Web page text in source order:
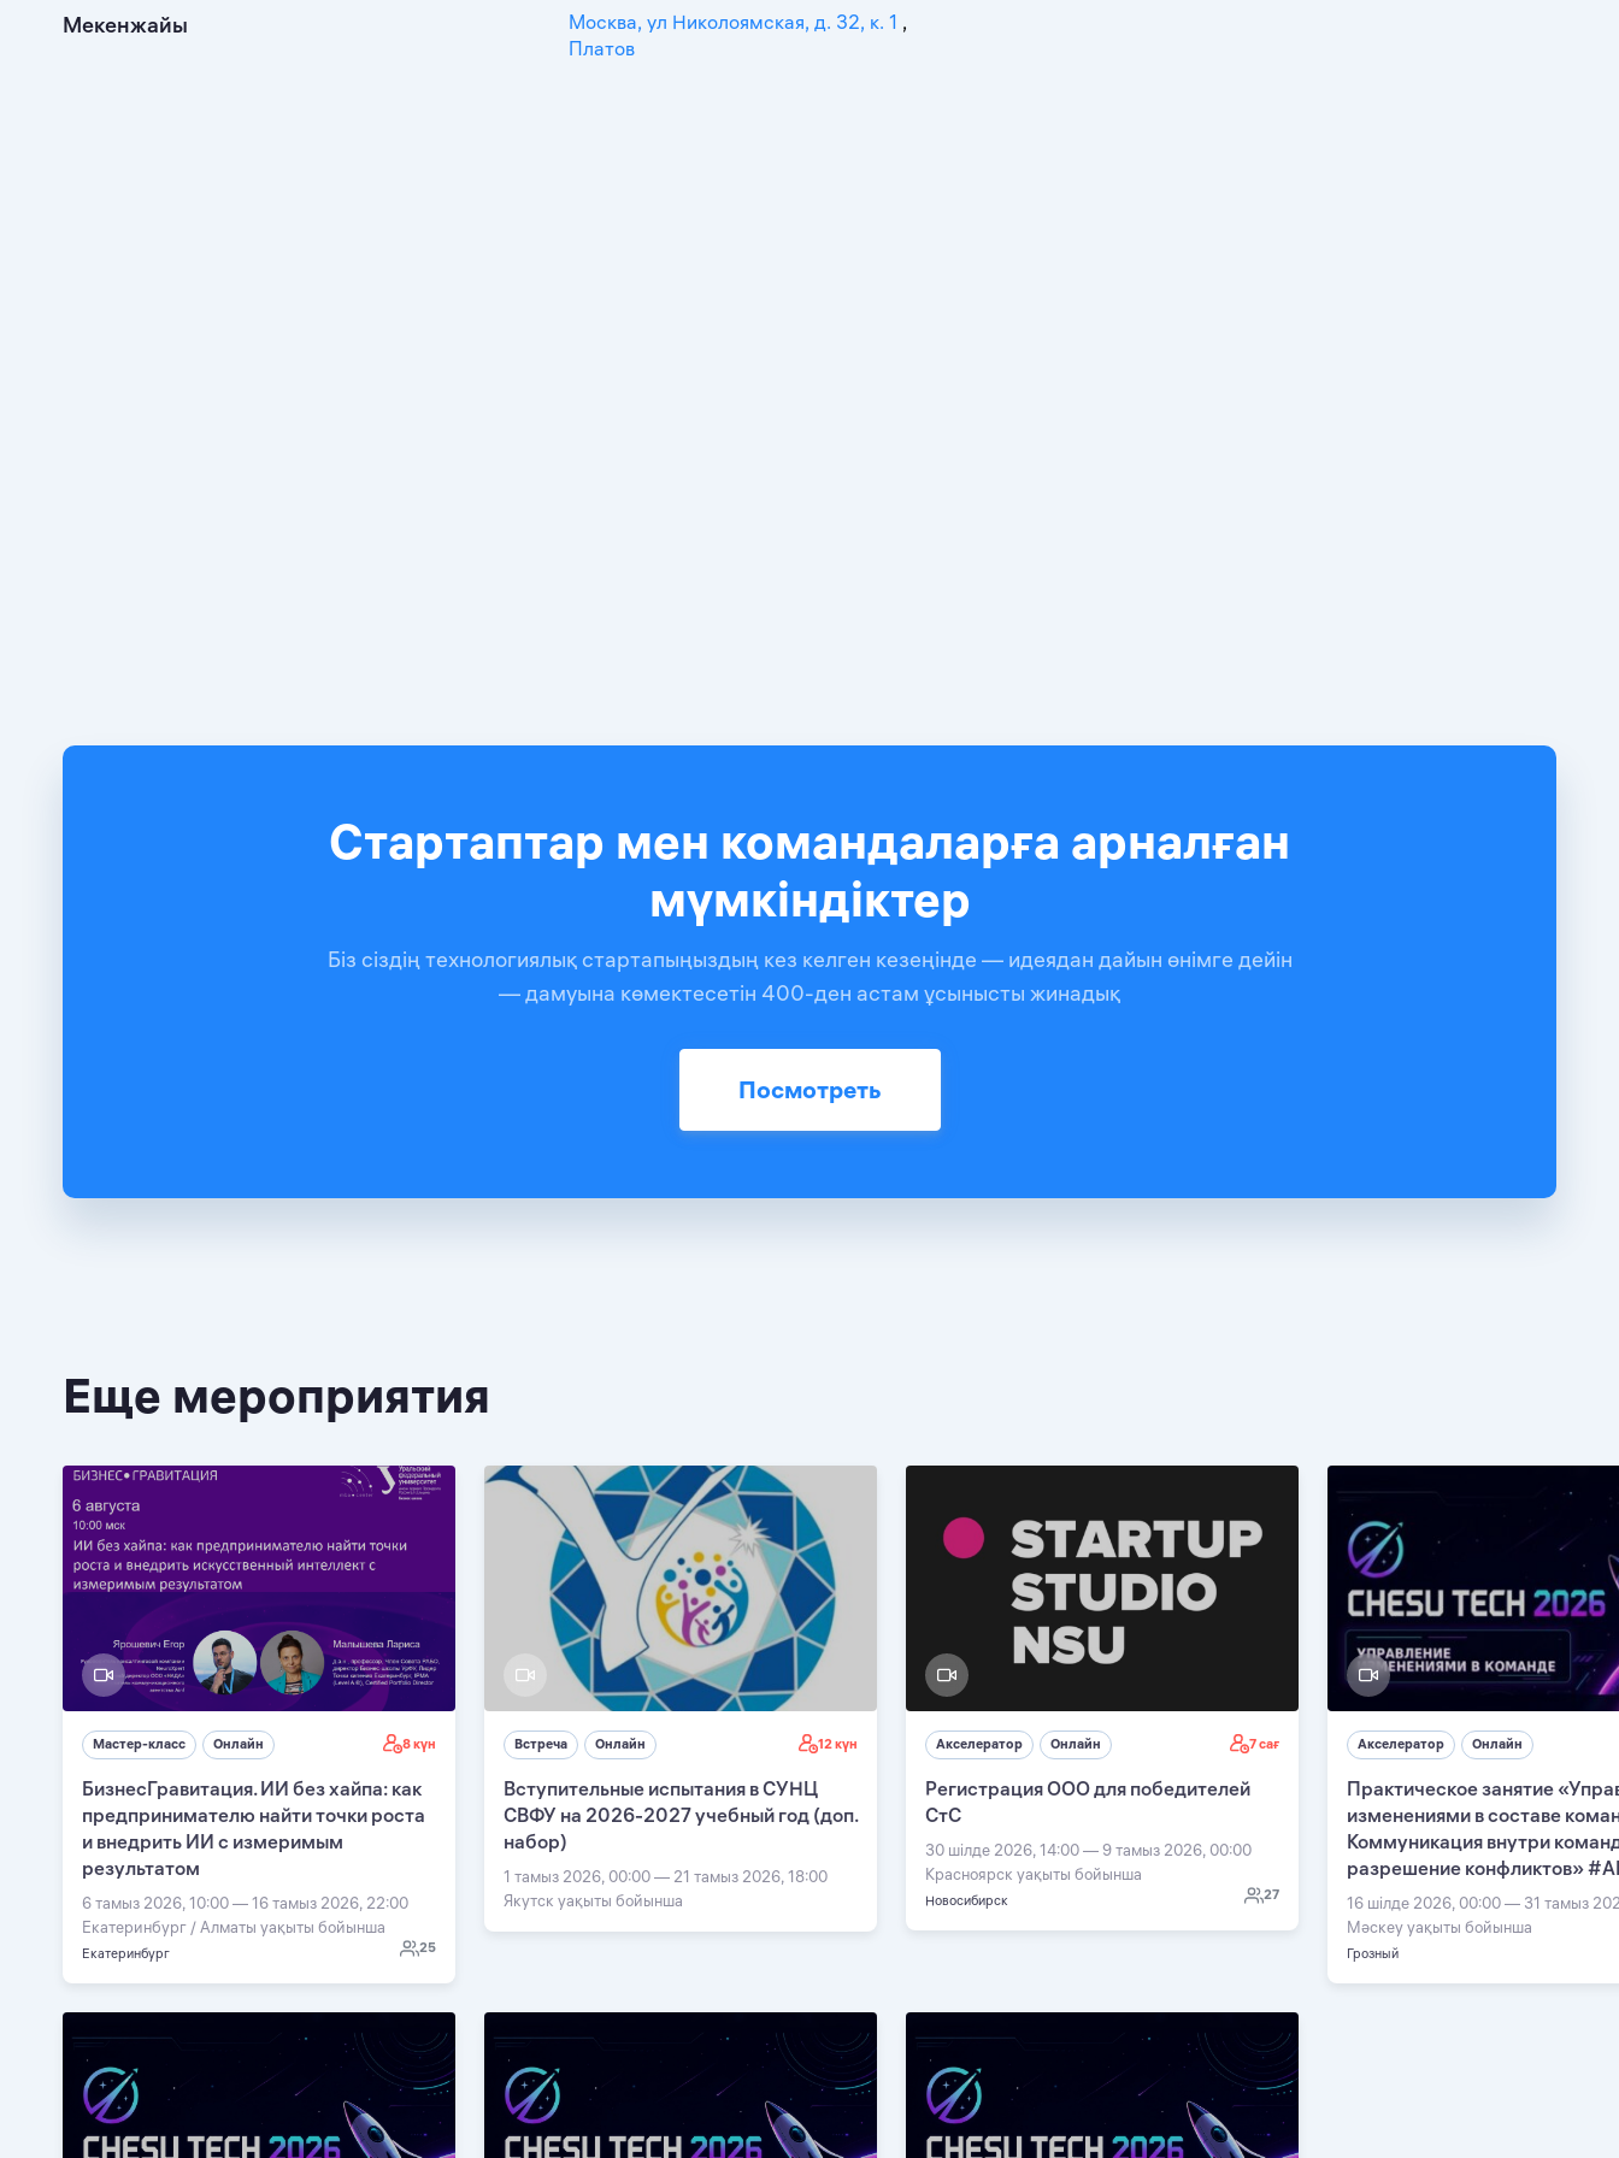
Мекенжайы Москва, ул Николоямская, д. 32, к. 1 ,
Платов
Стартаптар мен командаларға арналған
мүмкіндіктер
Біз сіздің технологиялық стартапыңыздың кез келген кезеңінде — идеядан дайын өнімге дейін
— дамуына көмектесетін 400-ден астам ұсынысты жинадық
Посмотреть
Еще мероприятия
Мастер-класс Онлайн 8 күн
БизнесГравитация. ИИ без хайпа: как
предпринимателю найти точки роста
и внедрить ИИ с измеримым
результатом
6 тамыз 2026, 10:00 — 16 тамыз 2026, 22:00
Екатеринбург / Алматы уақыты бойынша
Екатеринбург 25
Встреча Онлайн 12 күн
Вступительные испытания в СУНЦ
СВФУ на 2026-2027 учебный год (доп.
набор)
1 тамыз 2026, 00:00 — 21 тамыз 2026, 18:00
Якутск уақыты бойынша
Акселератор Онлайн 7 сағ
Регистрация ООО для победителей
СтС
30 шілде 2026, 14:00 — 9 тамыз 2026, 00:00
Красноярск уақыты бойынша
Новосибирск 27
Акселератор Онлайн
Практическое занятие
изменениями в составе
Коммуникация внутри
разрешение конфликтов»
16 шілде 2026, 00:00 — 31 тамыз
Мәскеу уақыты бойынша
Грозный